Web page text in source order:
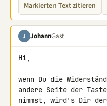
Markierten Text zitieren
J JohannGast
Hi,
wenn Du die
andere Seite der
nimmst, wird's Dir der